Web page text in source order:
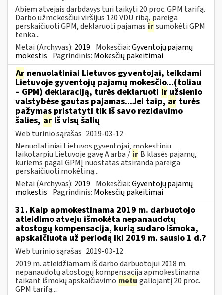
Abiem atvejais darbdavys turi taikyti 20 proc. GPM tarifą.
Darbo užmokesčiui viršijus 120 VDU ribą, pareiga
perskaičiuoti GPM, deklaruoti pajamas irsumokėti GPM
tenka...
Metai (Archyvas): 2019 Mokesčiai:Gyventojų pajamų
mokestis Pagrindinis: Mokesčių pakeitimai
Ar nenuolatiniai Lietuvos gyventojai, teikdami
Lietuvoje gyventojų pajamų mokesčio...(toliau
– GPM) deklaraciją, turės deklaruoti ir užsienio
valstybėse gautas pajamas...Jei taip,ar turės
pažymas pristatyti tik iš savo rezidavimo
šalies, ar iš visų šalių
Web turinio sąrašas 2019-03-12
Nenuolatiniai Lietuvos gyventojai, mokestiniu
laikotarpiu Lietuvoje gavę A arba / ir B klasės pajamų,
kuriems pagal GPMĮ nuostatas atsiranda pareiga
perskaičiuoti mokėtiną...
Metai (Archyvas): 2019 Mokesčiai:Gyventojų pajamų
mokestis Pagrindinis: Mokesčių pakeitimai
31. Kaip apmokestinama 2019 m. darbuotojo
atleidimo atveju išmokėta nepanaudotų
atostogų kompensacija, kurią sudaro išmoka,
apskaičiuota už periodą iki 2019 m. sausio 1 d.?
Web turinio sąrašas 2019-03-12
2019 m. atleidžiamam iš darbo darbuotojui 2018 m.
nepanaudotų atostogų kompensacija apmokestinama
taikant išmokų apskaičiavimo metu galiojantį 20 proc.
GPM tarifą....